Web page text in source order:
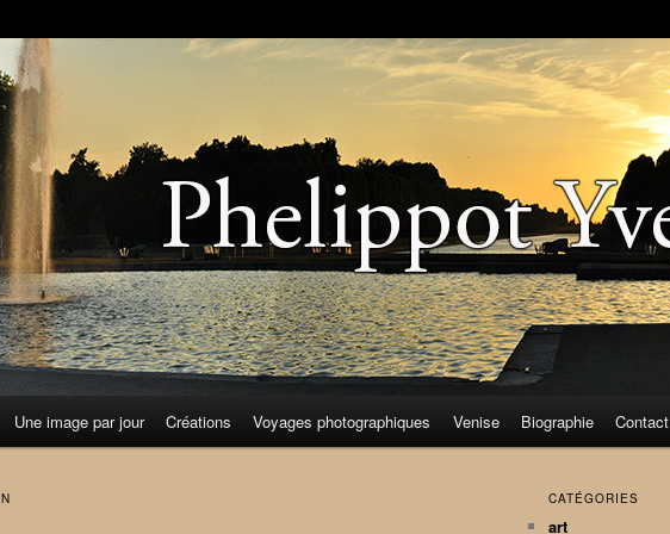
Une image par jour Créations Voyages photographiques Venise Biographie Contact
CATÉGORIES
art